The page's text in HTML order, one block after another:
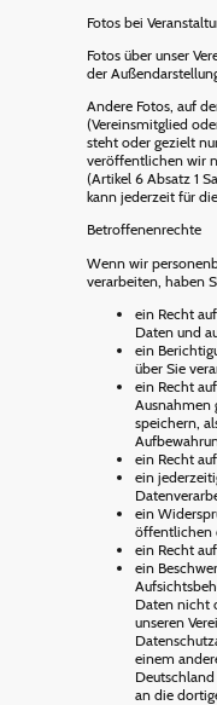
Fotos bei
Fotos über unser
der
Andere Fotos, auf
(Vereinsmitglied
steht oder gezielt
veröffentlichen wir
(Artikel 6 Absatz 1
kann jederzeit für
Betroffenenrechte
Wenn wir
verarbeiten, haben
ein Recht
Daten und
ein
über Sie
ein Recht
Ausnahmen
speichern,
ein Recht
ein
ein
öffentlichen
ein Recht
ein
Daten nicht
unseren
einem
an die